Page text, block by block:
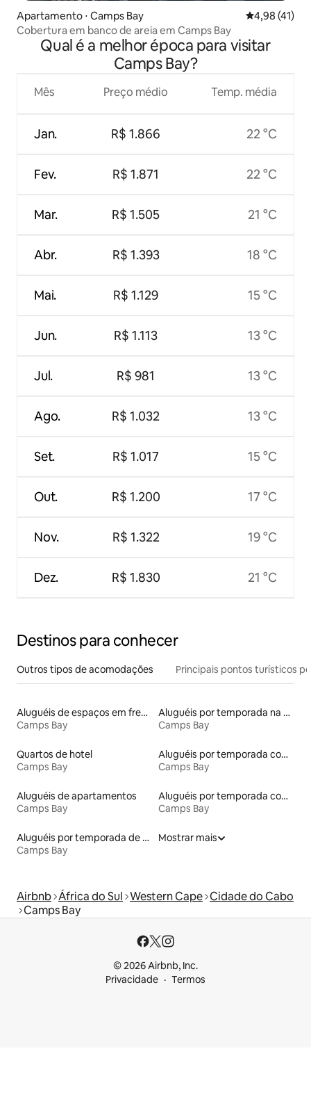
Apartamento ⋅ Camps Bay 4,98 de uma
4,98 (41)
Cobertura em banco de areia em Camps Bay
Qual é a melhor época para visitar
Camps Bay?
Mês
Jan.
Fev.
Mar.
Abr.
Mai.
Jun.
Jul.
Ago.
Set.
Out.
Nov.
Dez.
Preço médio
R$ 1.866
R$ 1.871
R$ 1.505
R$ 1.393
R$ 1.129
R$ 1.113
R$ 981
R$ 1.032
R$ 1.017
R$ 1.200
R$ 1.322
R$ 1.830
Temp. média
22 °C
22 °C
21 °C
18 °C
15 °C
13 °C
13 °C
13 °C
15 °C
17 °C
19 °C
21 °C
Destinos para conhecer
Outros tipos de acomodações Principais pontos turísticos
Aluguéis de espaços em frente à praia
Camps Bay
Aluguéis por temporada na orla
Camps Bay
Quartos de hotel
Camps Bay
Aluguéis por temporada com banheira de hidromassagem
Camps Bay
Aluguéis de apartamentos
Camps Bay
Aluguéis por temporada com acesso à praia
Camps Bay
Aluguéis por temporada de acomodações de luxo
Camps Bay
Mostrar mais
Airbnb África do Sul Western Cape Cidade do Cabo
Camps Bay
© 2026 Airbnb, Inc.
Privacidade
Termos